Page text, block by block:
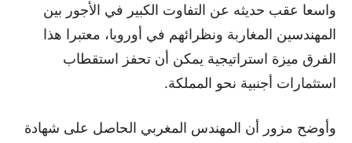
واسعا عقب حديثه عن التفاوت الكبير في الأجور بين
المهندسين المغاربة ونظرائهم في أوروبا، معتبرا هذا
الفرق ميزة استراتيجية يمكن أن تحفز استقطاب
استثمارات أجنبية نحو المملكة.
وأوضح مزور أن المهندس المغربي الحاصل على شهادة